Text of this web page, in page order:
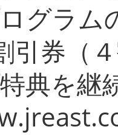
グラム
引券（
典を継